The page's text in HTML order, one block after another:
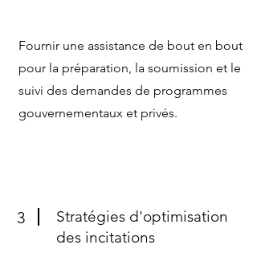
Fournir une assistance de bout en bout
pour la préparation, la soumission et le
suivi des demandes de programmes
gouvernementaux et privés.
3
Stratégies d'optimisation
des incitations